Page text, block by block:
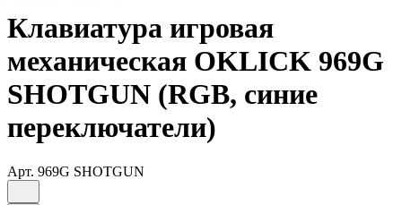
Клавиатура игровая
механическая OKLICK 969G
SHOTGUN (RGB, синие
переключатели)
Арт. 969G SHOTGUN